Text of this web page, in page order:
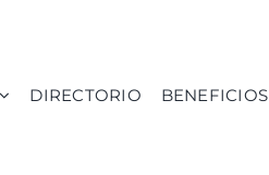
DIRECTORIO BENEFICIOS